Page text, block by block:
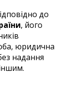
до
, його
юридична
надання